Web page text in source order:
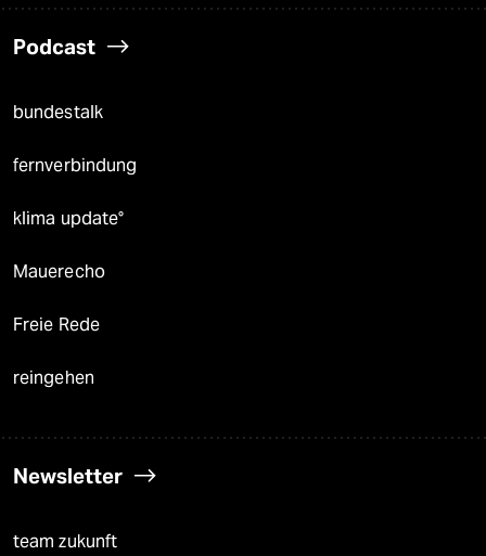
Podcast
bundestalk
fernverbindung
klima update°
Mauerecho
Freie Rede
reingehen
Newsletter
team zukunft